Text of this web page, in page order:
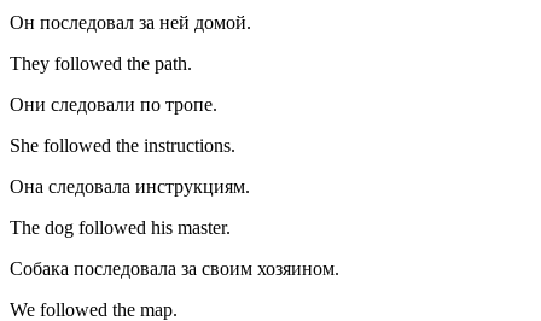
Он последовал за ней домой.
They followed the path.
Они следовали по тропе.
She followed the instructions.
Она следовала инструкциям.
The dog followed his master.
Собака последовала за своим хозяином.
We followed the map.